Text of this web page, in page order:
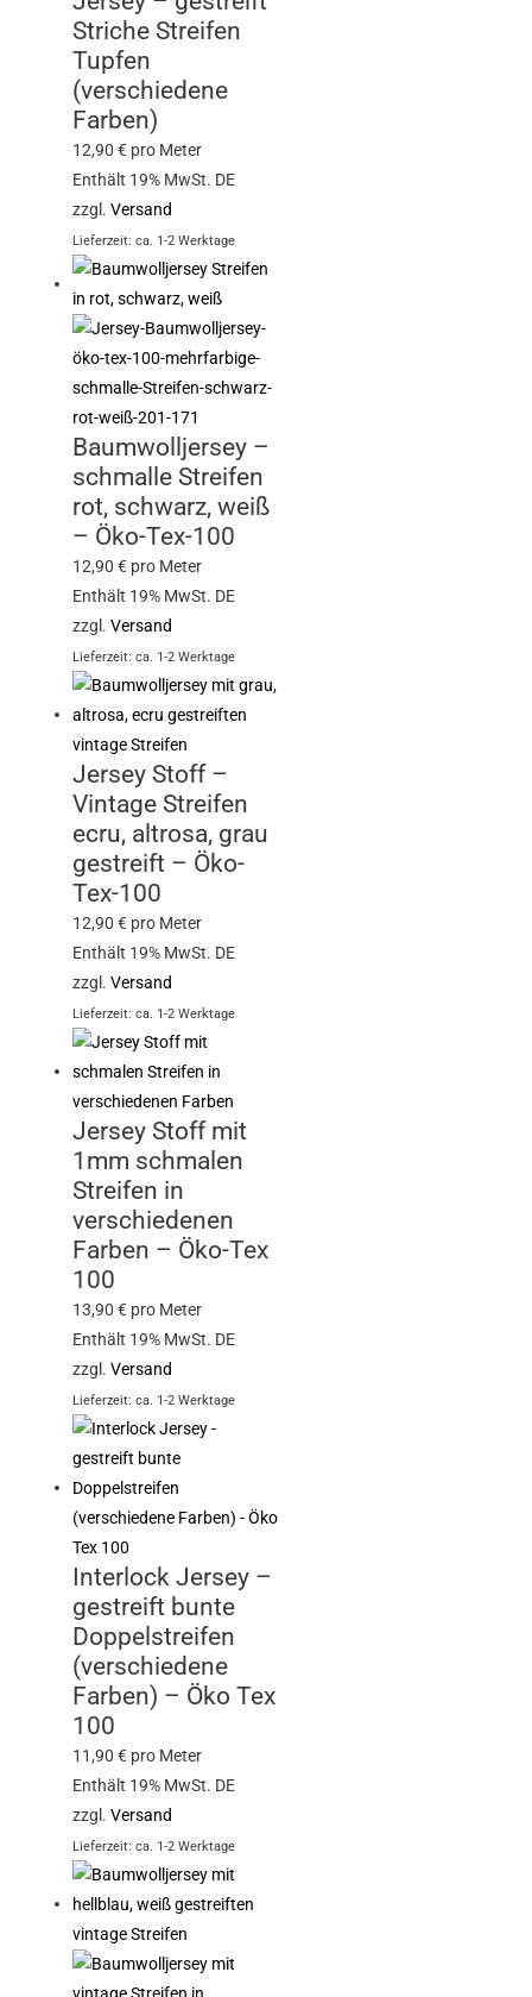
Striche Streifen
Tupfen
(verschiedene
Farben)
12,90€ pro Meter
Enthält 19% MwSt. DE
zzgl.Versand
Lieferzeit: ca. 1-2 Werktage
Baumwolljersey –
schmalle Streifen
rot, schwarz, weiß
– Öko-Tex-100
12,90€ pro Meter
Enthält 19% MwSt. DE
zzgl.Versand
Lieferzeit: ca. 1-2 Werktage
Jersey Stoff –
Vintage Streifen
ecru, altrosa, grau
gestreift – Öko-
Tex-100
12,90€ pro Meter
Enthält 19% MwSt. DE
zzgl.Versand
Lieferzeit: ca. 1-2 Werktage
Jersey Stoff mit
1mm schmalen
Streifen in
verschiedenen
Farben – Öko-Tex
100
13,90€ pro Meter
Enthält 19% MwSt. DE
zzgl.Versand
Lieferzeit: ca. 1-2 Werktage
Interlock Jersey –
gestreift bunte
Doppelstreifen
(verschiedene
Farben) – Öko Tex
100
11,90€ pro Meter
Enthält 19% MwSt. DE
zzgl.Versand
Lieferzeit: ca. 1-2 Werktage